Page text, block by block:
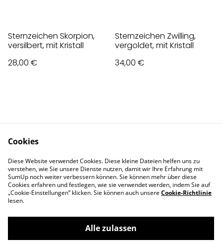
Sternzeichen Skorpion,
versilbert, mit Kristall
28,00 €
Sternzeichen Zwilling,
vergoldet, mit Kristall
34,00 €
Privacy Policy
Cookie Policy
Impressum
Cookies
Diese Website verwendet Cookies. Diese kleine Dateien helfen uns zu
verstehen, wie Sie unsere Dienste nutzen, damit wir Ihre Erfahrung mit
SumUp noch weiter verbessern können. Sie können mehr über diese
Cookies erfahren und festlegen, wie sie verwendet werden, indem Sie auf
„Cookie-Einstellungen” klicken. Sie können auch unsereCookie-Richtlinie
lesen.
Alle zulassen